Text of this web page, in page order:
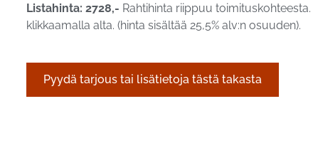
Listahinta: 2728,- Rahtihinta riippuu
klikkaamalla alta. (hinta sisältää 25,5% alv:n osuuden).
Pyydä tarjous tai lisätietoja tästä takasta